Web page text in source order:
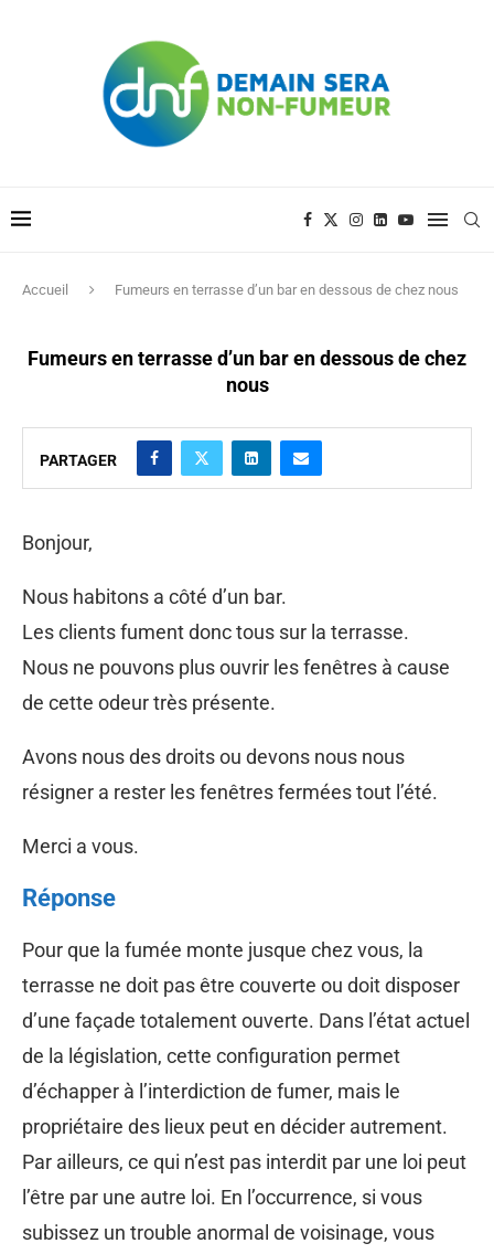
Accueil Fumeurs en terrasse d’un bar en dessous de chez nous
Fumeurs en terrasse d’un bar en dessous de chez
nous
PARTAGER
Bonjour,
Nous habitons a côté d’un bar.
Les clients fument donc tous sur la terrasse.
Nous ne pouvons plus ouvrir les fenêtres à cause
de cette odeur très présente.
Avons nous des droits ou devons nous nous
résigner a rester les fenêtres fermées tout l’été.
Merci a vous.
Réponse
Pour que la fumée monte jusque chez vous, la
terrasse ne doit pas être couverte ou doit disposer
d’une façade totalement ouverte. Dans l’état actuel
de la législation, cette configuration permet
d’échapper à l’interdiction de fumer, mais le
propriétaire des lieux peut en décider autrement.
Par ailleurs, ce qui n’est pas interdit par une loi peut
l’être par une autre loi. En l’occurrence, si vous
subissez un trouble anormal de voisinage, vous